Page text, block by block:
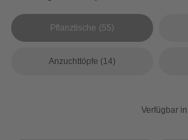
Pflanztische (55)
Anzuchttöpfe (14)
Verfügbar in